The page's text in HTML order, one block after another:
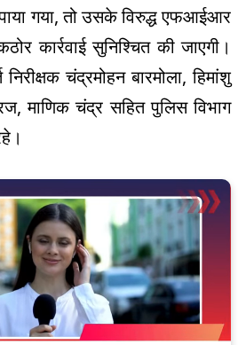
गया, तो उसके विरुद्ध एफआईआर
कार्रवाई सुनिश्चित की जाएगी।
चंद्रमोहन बारमोला, हिमांशु
माणिक चंद्र सहित पुलिस विभाग